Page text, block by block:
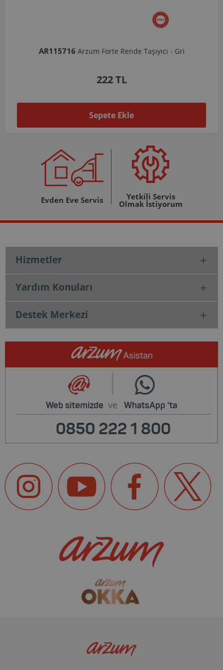
AR103206 Arzum Shake'N Take Doğrayıcı Hazne 570 Ml-Koyu Gri
1.037 TL
Sepete Ekle
Evden Eve Servis Yetkili Servis
Olmak İstiyorum
Hizmetler
Yardım Konuları
Destek Merkezi
Web sitemizde ve WhatsApp 'ta
0850 222 1 800